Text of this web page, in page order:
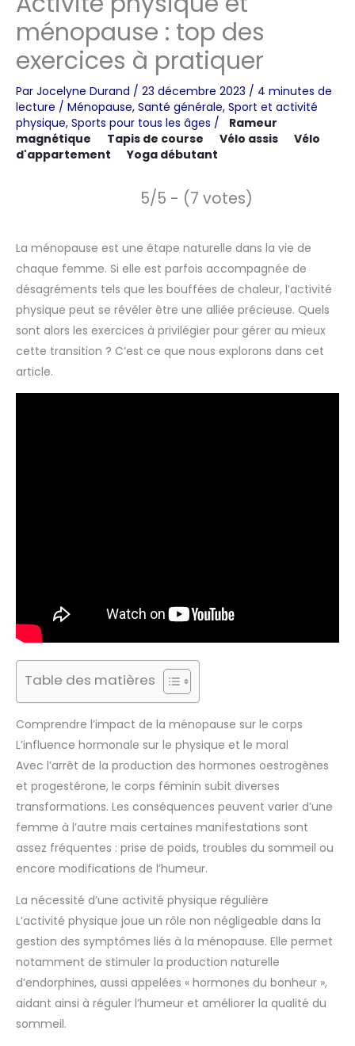
ménopause : top des
exercices à pratiquer
Par Jocelyne Durand / 23 décembre 2023 / 4 minutes de
lecture / Ménopause, Santé générale, Sport et activité
physique, Sports pour tous les âges /
Rameur
magnétique
Tapis de course Vélo assis
Vélo
d'appartement
Yoga débutant
5/5 - (7 votes)
La ménopause est une étape naturelle dans la vie de
chaque femme. Si elle est parfois accompagnée de
désagréments tels que les bouffées de chaleur, l’activité
physique peut se révéler être une alliée précieuse. Quels
sont alors les exercices à privilégier pour gérer au mieux
cette transition ? C’est ce que nous explorons dans cet
article.
Table des matières
Comprendre l’impact de la ménopause sur le corps
L’influence hormonale sur le physique et le moral
Avec l’arrêt de la production des hormones oestrogènes
et progestérone, le corps féminin subit diverses
transformations. Les conséquences peuvent varier d’une
femme à l’autre mais certaines manifestations sont
assez fréquentes : prise de poids, troubles du sommeil ou
encore modifications de l’humeur.
La nécessité d’une activité physique régulière
L’activité physique joue un rôle non négligeable dans la
gestion des symptômes liés à la ménopause. Elle permet
notamment de stimuler la production naturelle
d’endorphines, aussi appelées « hormones du bonheur »,
aidant ainsi à réguler l’humeur et améliorer la qualité du
sommeil.